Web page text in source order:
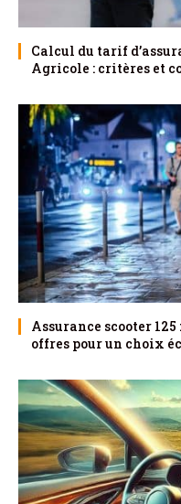
Calcul du tarif
Agricole : critères et
Assurance scooter
offres pour un choix